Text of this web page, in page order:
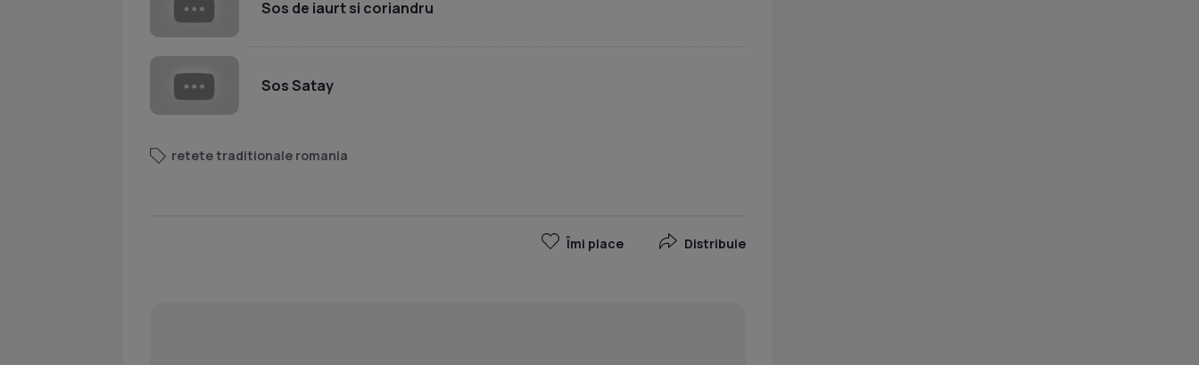
Sos de iaurt si coriandru
Sos Satay
retete traditionale romania
Îmi place Distribuie